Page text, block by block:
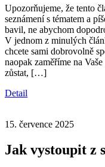
Upozorňujeme, že tento
seznámení s tématem a
bavil, ne abychom
V jednom z minulých
chcete sami dobrovolně
naopak zaměříme na
zůstat, […]
Detail
15. července 2025
Jak vystoupit z